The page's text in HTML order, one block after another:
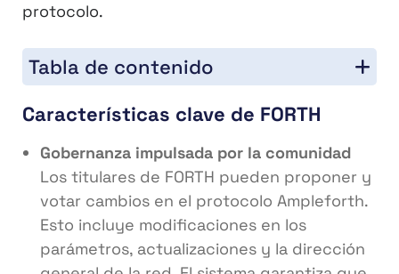
protocolo.
Tabla de contenido
Características clave de FORTH
Gobernanza impulsada por la comunidad
Los titulares de FORTH pueden proponer y
votar cambios en el protocolo Ampleforth.
Esto incluye modificaciones en los
parámetros, actualizaciones y la dirección